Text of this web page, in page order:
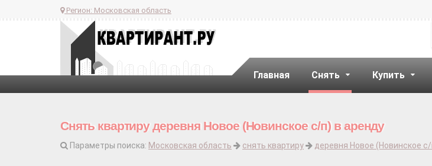
Регион: Московская область
Главная Снять Купить
Снять квартиру деревня Новое (Новинское с/п) в аренду
Параметры поиска: Московская область снять квартиру деревня Новое (Новинское